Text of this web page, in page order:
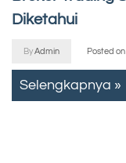
Diketahui
ByAdmin Posted on
Selengkapnya »